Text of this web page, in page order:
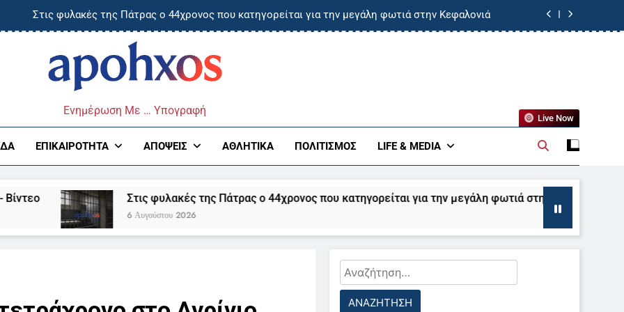
Στις φυλακές της Πάτρας ο 44χρονος που κατηγορείται για την μεγάλη φωτιά στην Κεφαλονιά
Τραυματίστηκε Ισραηλινή στην χαράδρα του Βίκου- Μεταφορά σε ασφαλές σημείο από πυροσβέστες
την Πέμπτη στην Ελλάδα η 46χρονη που κατηγορείται για τη Marfin – Πάει στον εισαγγελέα την
Στο σκοτάδι περιοχές της Άρτας λόγω φωτιάς σε υποσταθμό της Δ.Ε.Η.- Βίντεο
Τραυματίστηκε Ισραηλινή στην χαράδρα του Βίκου- Μεταφορά σε ασφαλές σημείο από πυροσβέστες
την Πέμπτη στην Ελλάδα η 46χρονη που κατηγορείται για τη Marfin – Πάει στον εισαγγελέα την
Ενημέρωση Με … Υπογραφή
ΕΠΙΚΑΙΡΌΤΗΤΑ ΑΠΌΨΕΙΣ ΑΘΛΗΤΙΚΆ ΠΟΛΙΤΙΣΜΌΣ LIFE & MEDIA
Live Now
Στις φυλακές της Πάτρας ο 44χρονος που κατηγορείται για την μεγάλη φωτιά στην Κεφαλονιά
6 Αυγούστου 2026
Αναζήτηση
για: